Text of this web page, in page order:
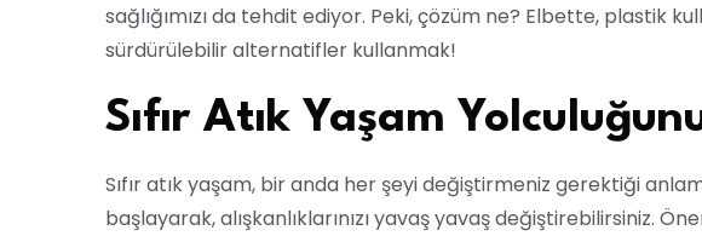
sağlığımızı da tehdit ediyor. Peki, çözüm ne? Elbette, plastik
sürdürülebilir alternatifler kullanmak!
Sıfır Atık Yaşam
Sıfır atık yaşam, bir anda her şeyi değiştirmeniz gerektiği
başlayarak, alışkanlıklarınızı yavaş yavaş değiştirebilirsiniz.